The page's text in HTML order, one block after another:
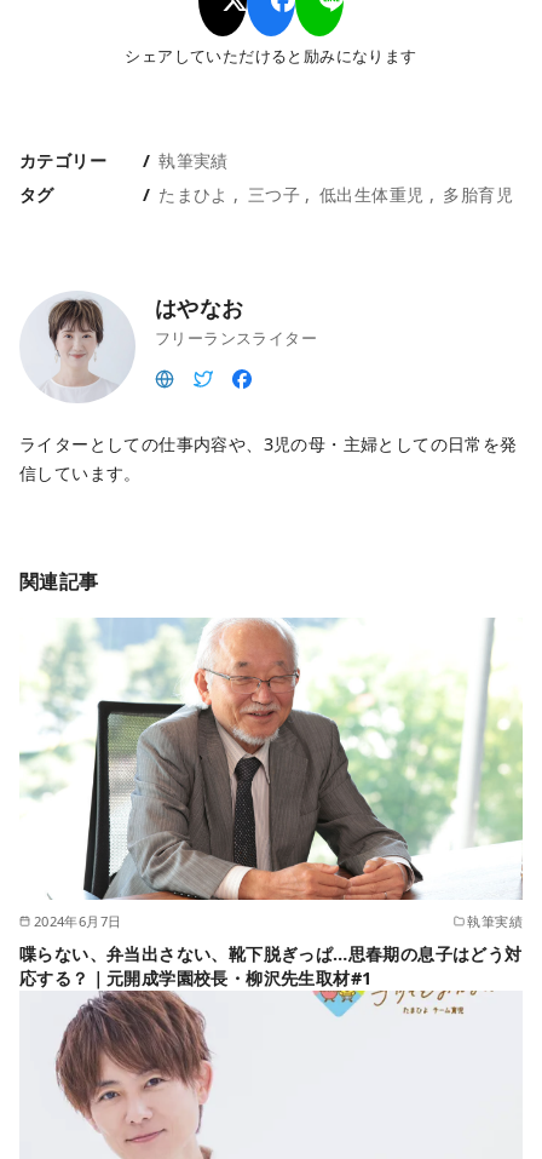
シェアしていただけると励みになります
カテゴリー
執筆実績
タグ
たまひよ 三つ子 低出生体重児 多胎育児
はやなお
フリーランスライター
ライターとしての仕事内容や、3児の母・主婦としての日常を発
信しています。
関連記事
2024年6月7日 執筆実績
喋らない、弁当出さない、靴下脱ぎっぱ…思春期の息子はどう対
応する？｜元開成学園校長・柳沢先生取材#1